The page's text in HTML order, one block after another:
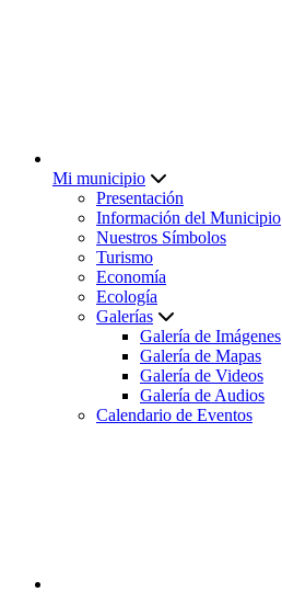
Mi municipio
Presentación
Información del Municipio
Nuestros Símbolos
Turismo
Economía
Ecología
Galerías
Galería de Imágenes
Galería de Mapas
Galería de Videos
Galería de Audios
Calendario de Eventos